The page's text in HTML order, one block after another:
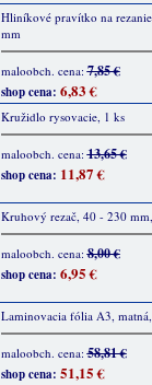
Hliníkové pravítko na
mm
maloobch. cena:7,85 €
shop cena: 6,83 €
Kružidlo rysovacie, 1 ks
maloobch. cena:13,65 €
shop cena: 11,87 €
Kruhový rezač, 40 - 230
maloobch. cena:8,00 €
shop cena: 6,95 €
Laminovacia fólia A3,
maloobch. cena:58,81 €
shop cena: 51,15 €